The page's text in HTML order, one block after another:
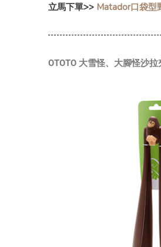
立馬下單>> Matador口袋型
OTOTO 大雪怪、大腳怪沙拉